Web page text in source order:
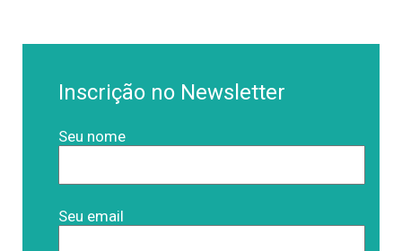
Inscrição no Newsletter
Seu nome
Seu email